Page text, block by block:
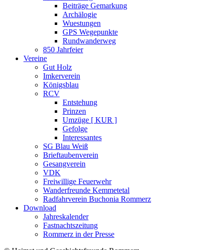
Beiträge Gemarkung
Archälogie
Wuestungen
GPS Wegepunkte
Rundwanderweg
850 Jahrfeier
Vereine
Gut Holz
Imkerverein
Königsblau
RCV
Entstehung
Prinzen
Umzüge [ KUR ]
Gefolge
Interessantes
SG Blau Weiß
Brieftaubenverein
Gesangverein
VDK
Freiwillige Feuerwehr
Wanderfreunde Kemmetetal
Radfahrverein Buchonia Rommerz
Download
Jahreskalender
Fastnachtszeitung
Rommerz in der Presse